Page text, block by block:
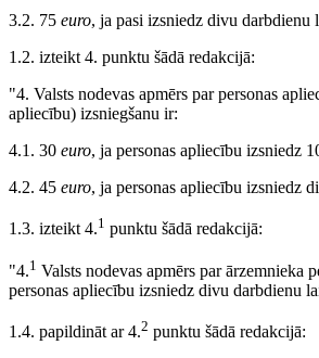
3.2. 75 euro, ja pasi izsniedz divu darbdienu
1.2. izteikt 4. punktu šādā redakcijā:
"4. Valsts nodevas apmērs par personas
apliecību) izsniegšanu ir:
4.1. 30 euro, ja personas apliecību izsniedz
4.2. 45 euro, ja personas apliecību izsniedz
1.3. izteikt 4.1 punktu šādā redakcijā:
"4.1 Valsts nodevas apmērs par ārzemnieka
personas apliecību izsniedz divu darbdienu
1.4. papildināt ar 4.2 punktu šādā redakcijā: